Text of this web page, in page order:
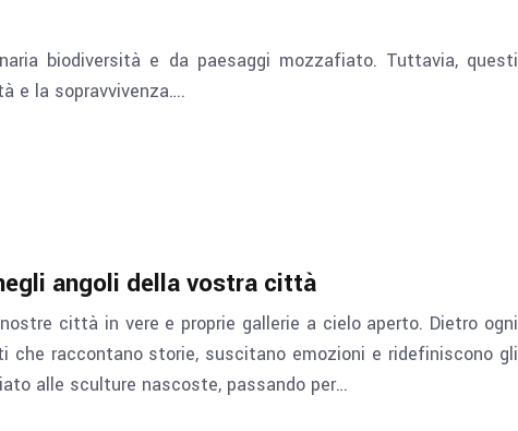
biodiversità e da paesaggi mozzafiato. Tuttavia, questi
e la sopravvivenza….
angoli della vostra città
città in vere e proprie gallerie a cielo aperto. Dietro ogni
che raccontano storie, suscitano emozioni e ridefiniscono gli
alle sculture nascoste, passando per…